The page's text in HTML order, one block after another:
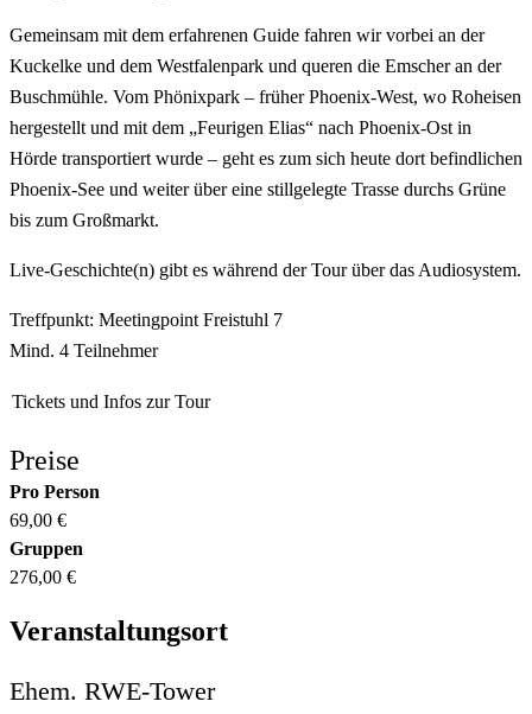
Gemeinsam mit dem erfahrenen Guide fahren wir vorbei an der
Kuckelke und dem Westfalenpark und queren die Emscher an der
Buschmühle. Vom Phönixpark – früher Phoenix-West, wo Roheisen
hergestellt und mit dem „Feurigen Elias“ nach Phoenix-Ost in
Hörde transportiert wurde – geht es zum sich heute dort befindlichen
Phoenix-See und weiter über eine stillgelegte Trasse durchs Grüne
bis zum Großmarkt.
Live-Geschichte(n) gibt es während der Tour über das Audiosystem.
Treffpunkt: Meetingpoint Freistuhl 7
Mind. 4 Teilnehmer
Tickets und Infos zur Tour
Preise
Pro Person
69,00 €
Gruppen
276,00 €
Veranstaltungsort
Ehem. RWE-Tower